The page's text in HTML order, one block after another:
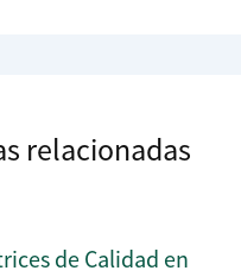
relacionadas
de Calidad en